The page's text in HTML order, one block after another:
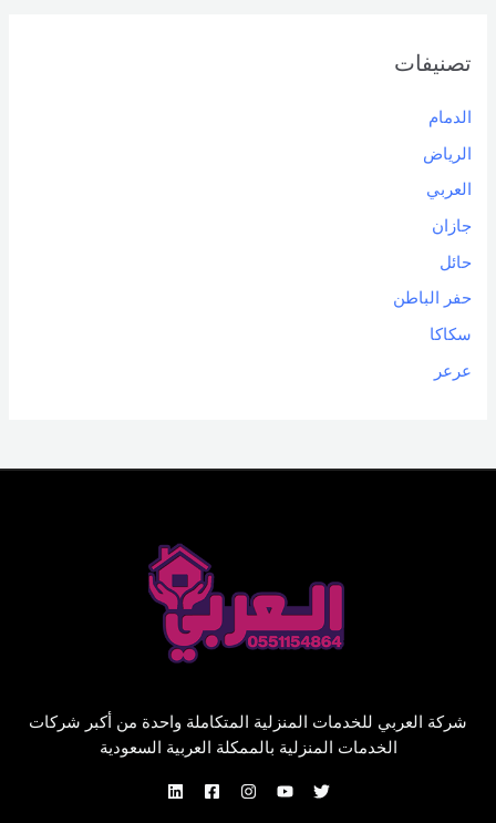
تصنيفات
الدمام
الرياض
العربي
جازان
حائل
حفر الباطن
سكاكا
عرعر
شركة العربي للخدمات المنزلية المتكاملة واحدة من أكبر شركات
الخدمات المنزلية بالممكلة العربية السعودية